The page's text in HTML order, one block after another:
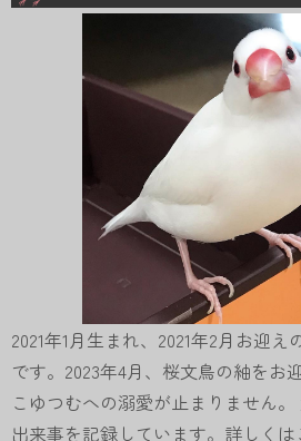
2021年1月生まれ、2021年2月お迎
です。2023年4月、桜文鳥の紬をお
こゆつむへの溺愛が止まりません
出来事を記録しています。詳しくは